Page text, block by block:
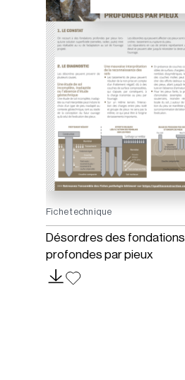
Fiche technique
Désordres des fondations
profondes par pieux